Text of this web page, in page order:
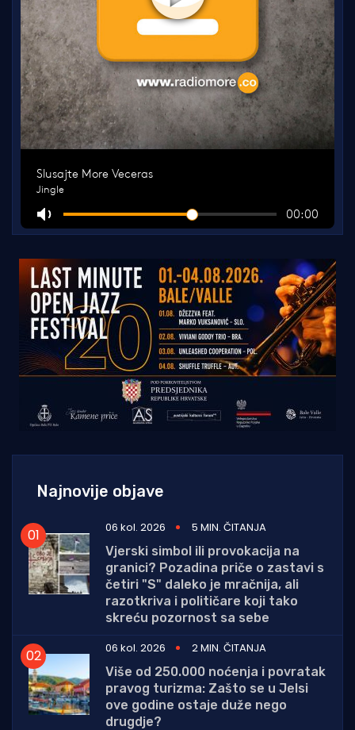
Najnovije objave
06 kol. 2026
5 MIN. ČITANJA
Vjerski simbol ili provokacija na
granici? Pozadina priče o zastavi s
četiri "S" daleko je mračnija, ali
razotkriva i političare koji tako
skreću pozornost sa sebe
06 kol. 2026
2 MIN. ČITANJA
Više od 250.000 noćenja i povratak
pravog turizma: Zašto se u Jelsi
ove godine ostaje duže nego
drugdje?